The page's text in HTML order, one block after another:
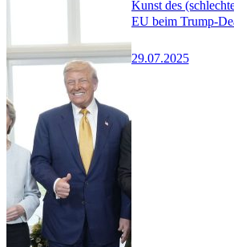
Kunst des
EU beim Trump-
29.07.2025